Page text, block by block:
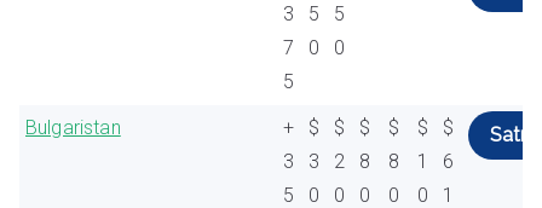
3
7
5
5
0
5
0
Bulgaristan
+
3
5
$
3
0
$
2
0
$
8
0
$
8
0
$
1
0
$
6
1
Satın